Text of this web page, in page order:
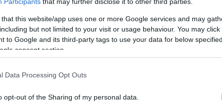
that this website/app uses one or more Google services and may
but not limited to your visit or usage behaviour. You may
to Google and its third-party tags to use your data for below
consent section.
Data Processing Opt Outs
opt-out of the Sharing of my personal data.
ΛΑΡΚΟμπιρπαρά, τέτοιοι αγώνες πουδεν
και συσπειρώνουν μαζικά τους
τέτοιοι αγώνες πουτους αγκαλιάζει και
των υπόλοιπων κλάδων, τέτοιοι
καισήμερα όρθιους τους εργαζόμενους της
για το δίκαιο και πυροδοτούν νέους